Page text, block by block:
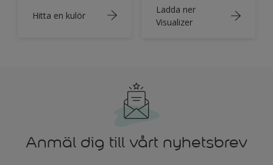
Hitta en kulör
Ladda ner
Visualizer
Anmäl dig till vårt nyhetsbrev